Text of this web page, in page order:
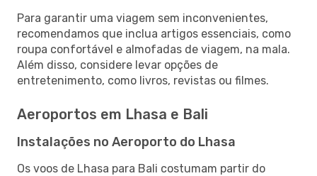
Para garantir uma viagem sem inconvenientes,
recomendamos que inclua artigos essenciais, como
roupa confortável e almofadas de viagem, na mala.
Além disso, considere levar opções de
entretenimento, como livros, revistas ou filmes.
Aeroportos em Lhasa e Bali
Instalações no Aeroporto do Lhasa
Os voos de Lhasa para Bali costumam partir do